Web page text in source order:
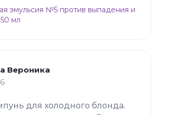
эмульсия №5 против выпадения и
мл
Вероника
для холодного блонда.